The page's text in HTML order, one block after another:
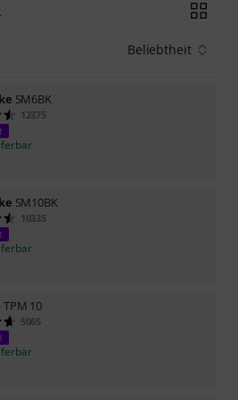
Beliebtheit
SM6BK
12375
SM10BK
10335
TPM 10
5065